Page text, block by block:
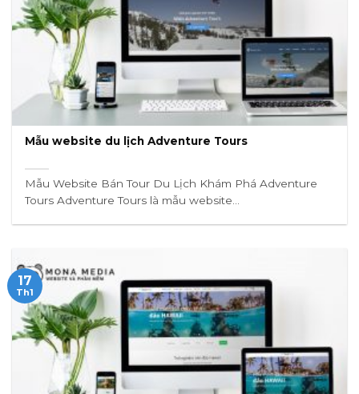
Mẫu website du lịch Adventure Tours
Mẫu Website Bán Tour Du Lịch Khám Phá Adventure
Tours Adventure Tours là mẫu website...
17
Th1